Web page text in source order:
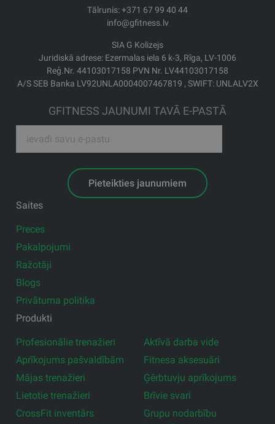
Tālrunis: +371 67 99 40 44
info@gfitness.lv
SIA G Kolizejs
Juridiskā adrese: Ezermalas iela 6 k-3, Rīga, LV-1006
Reģ.Nr. 44103017158 PVN Nr. LV44103017158
A/S SEB Banka LV92UNLA0004007467819 , SWIFT: UNLALV2X
GFITNESS JAUNUMI TAVĀ E-PASTĀ
Pieteikties jaunumiem
Saites
Preces
Pakalpojumi
Ražotāji
Blogs
Privātuma politika
Produkti
Profesionālie trenažieri
Aprīkojums pašvaldībām
Mājas trenažieri
Lietotie trenažieri
CrossFit inventārs
Aktīvā darba vide
Fitnesa aksesuāri
Ģērbtuvju aprīkojums
Brīvie svari
Grupu nodarbību